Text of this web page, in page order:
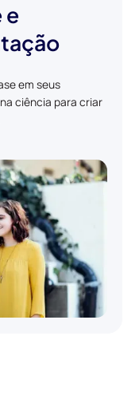
e
em seus
ciência para criar